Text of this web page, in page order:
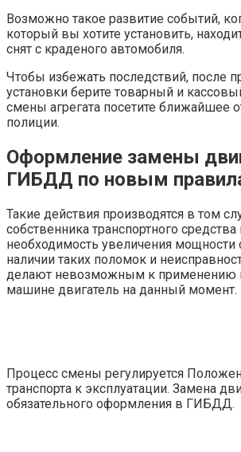
Возможно такое развитие событий,
который вы хотите установить,
снят с краденого автомобиля.
Чтобы избежать последствий, после
установки берите товарный и
смены агрегата посетите ближайшее
полиции.
Оформление замены
ГИБДД по новым
Такие действия производятся в том
собственника транспортного средства
необходимость увеличения мощности
наличии таких поломок и
делают невозможным к применению
машине двигатель на данный момент.
Процесс смены регулируется
транспорта к эксплуатации. Замена
обязательного оформления в ГИБДД.